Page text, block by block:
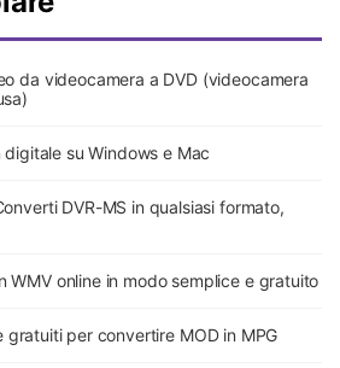
da videocamera a DVD (videocamera
su Windows e Mac
DVR-MS in qualsiasi formato,
WMV online in modo semplice e gratuito
gratuiti per convertire MOD in MPG